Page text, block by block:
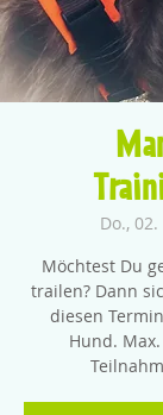
Do., 02.
Möchtest Du
trailen? Dann
diesen
Hund.